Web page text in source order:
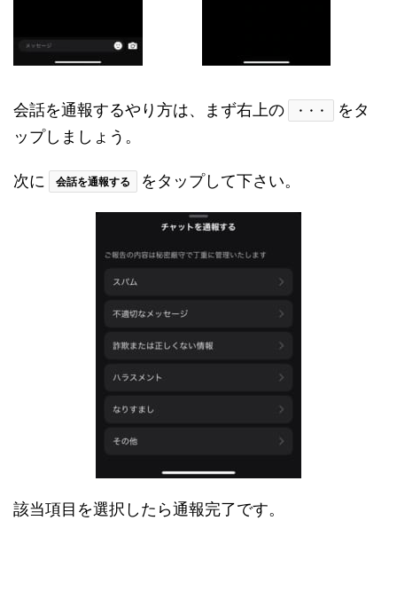
会話を通報するやり方は、まず右上の ・・・
をタ
ップしましょう。
次に 会話を通報する をタップして下さい。
該当項目を選択したら通報完了です。